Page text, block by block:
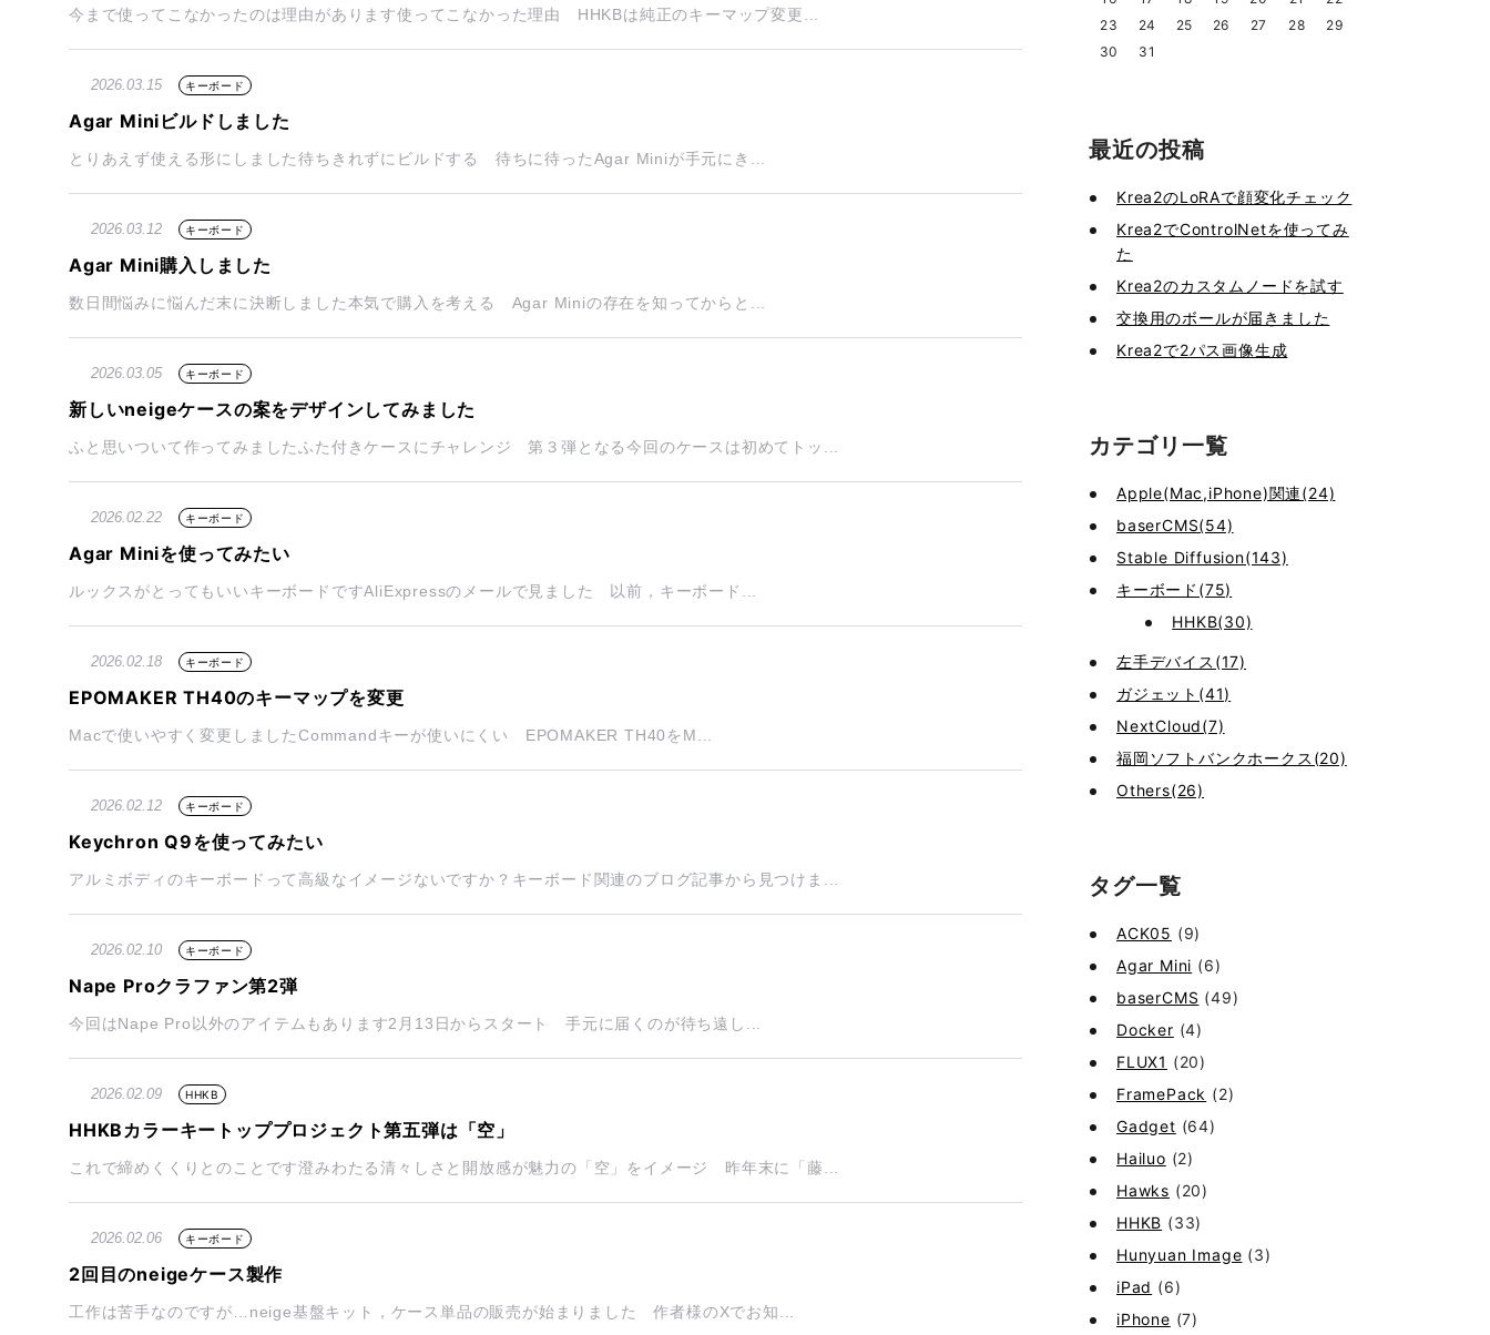
今まで使ってこなかったのは理由があります使ってこなかった理由 HHKBは純正のキーマップ変更...
2026.03.15 キーボード
Agar Miniビルドしました
とりあえず使える形にしました待ちきれずにビルドする 待ちに待ったAgar Miniが手元にき...
2026.03.12 キーボード
Agar Mini購入しました
数日間悩みに悩んだ末に決断しました本気で購入を考える Agar Miniの存在を知ってからと...
2026.03.05 キーボード
新しいneigeケースの案をデザインしてみました
ふと思いついて作ってみましたふた付きケースにチャレンジ 第３弾となる今回のケースは初めてトッ...
2026.02.22 キーボード
Agar Miniを使ってみたい
ルックスがとってもいいキーボードですAliExpressのメールで見ました 以前，キーボード...
2026.02.18 キーボード
EPOMAKER TH40のキーマップを変更
Macで使いやすく変更しましたCommandキーが使いにくい EPOMAKER TH40をM...
2026.02.12 キーボード
Keychron Q9を使ってみたい
アルミボディのキーボードって高級なイメージないですか？キーボード関連のブログ記事から見つけま...
2026.02.10 キーボード
Nape Proクラファン第2弾
今回はNape Pro以外のアイテムもあります2月13日からスタート 手元に届くのが待ち遠し...
2026.02.09 HHKB
HHKBカラーキートッププロジェクト第五弾は「空」
これで締めくくりとのことです澄みわたる清々しさと開放感が魅力の「空」をイメージ 昨年末に「藤...
2026.02.06 キーボード
2回目のneigeケース製作
工作は苦手なのですが…neige基盤キット，ケース単品の販売が始まりました 作者様のXでお知...
23
24 25 26 27 28
29
30
31
最近の投稿
Krea2のLoRAで顔変化チェック
Krea2でControlNetを使ってみ
た
Krea2のカスタムノードを試す
交換用のボールが届きました
Krea2で2パス画像生成
カテゴリ一覧
Apple(Mac,iPhone)関連(24)
baserCMS(54)
Stable Diffusion(143)
キーボード(75)
HHKB(30)
左手デバイス(17)
ガジェット(41)
NextCloud(7)
福岡ソフトバンクホークス(20)
Others(26)
タグ一覧
ACK05 (9)
Agar Mini (6)
baserCMS (49)
Docker (4)
FLUX1 (20)
FramePack (2)
Gadget (64)
Hailuo (2)
Hawks (20)
HHKB (33)
Hunyuan Image (3)
iPad (6)
iPhone (7)